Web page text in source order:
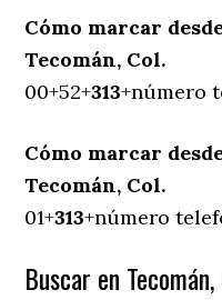
Cómo marcar
Tecomán, Col.
00+52+313+número
Cómo marcar
Tecomán, Col.
01+313+número
Buscar en